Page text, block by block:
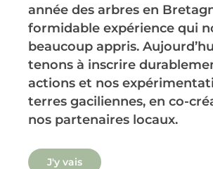
année des arbres en
formidable expérience qui
beaucoup appris.
tenons à inscrire
actions et nos
terres gaciliennes, en co-
nos partenaires locaux.
J'y vais